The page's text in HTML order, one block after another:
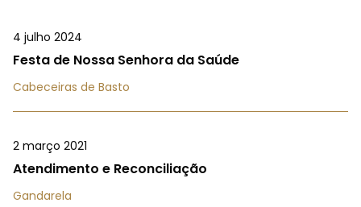
4 julho 2024
Festa de Nossa Senhora da Saúde
Cabeceiras de Basto
2 março 2021
Atendimento e Reconciliação
Gandarela